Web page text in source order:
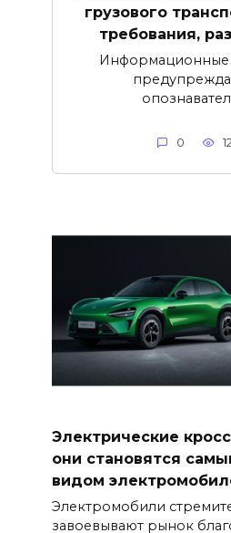
грузового
требования,
0
Электрические
они становятся
видом
Электромобили
завоевывают рынок